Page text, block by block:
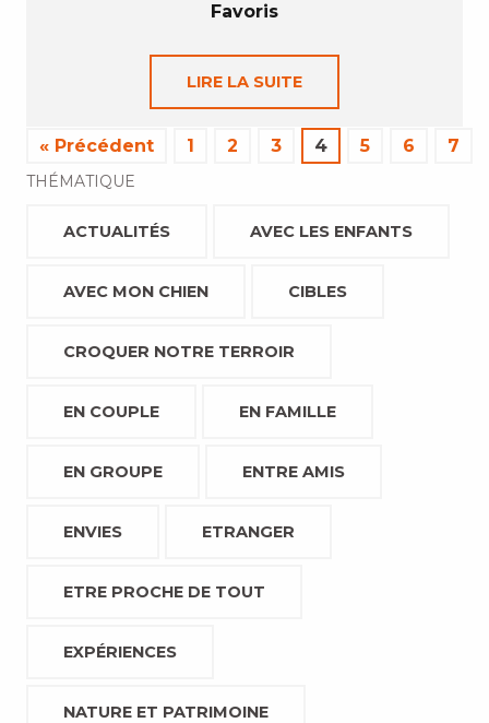
Favoris
LIRE LA SUITE
« Précédent 1 2 3 4 5 6 7
THÉMATIQUE
ACTUALITÉS AVEC LES ENFANTS
AVEC MON CHIEN CIBLES
CROQUER NOTRE TERROIR
EN COUPLE EN FAMILLE
EN GROUPE ENTRE AMIS
ENVIES ETRANGER
ETRE PROCHE DE TOUT
EXPÉRIENCES
NATURE ET PATRIMOINE